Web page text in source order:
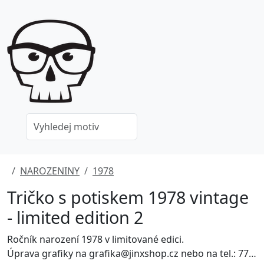
NAROZENINY 1978
Tričko s potiskem 1978 vintage
- limited edition 2
Ročník narození 1978 v limitované edici.
Úprava grafiky na grafika@jinxshop.cz nebo na tel.: 778 052 180